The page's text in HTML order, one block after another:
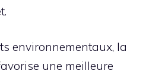
environnementaux, la
une meilleure